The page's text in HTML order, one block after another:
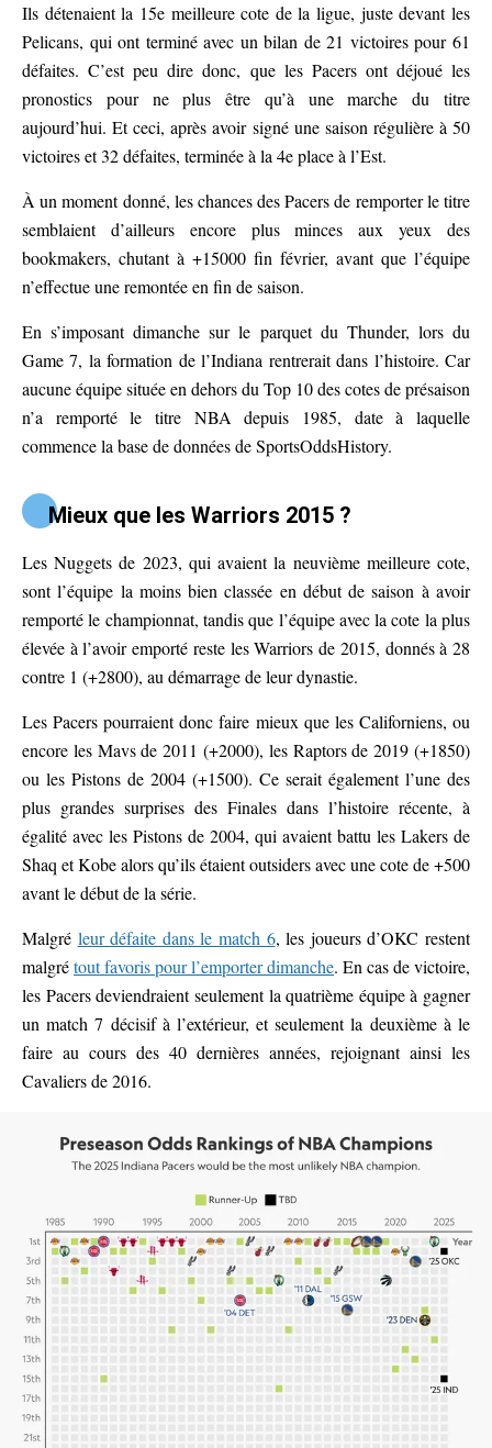
Ils détenaient la 15e meilleure cote de la ligue, juste devant les
Pelicans, qui ont terminé avec un bilan de 21 victoires pour 61
défaites. C’est peu dire donc, que les Pacers ont déjoué les
pronostics pour ne plus être qu’à une marche du titre
aujourd’hui. Et ceci, après avoir signé une saison régulière à 50
victoires et 32 défaites, terminée à la 4e place à l’Est.
À un moment donné, les chances des Pacers de remporter le titre
semblaient d’ailleurs encore plus minces aux yeux des
bookmakers, chutant à +15000 fin février, avant que l’équipe
n’effectue une remontée en fin de saison.
En s’imposant dimanche sur le parquet du Thunder, lors du
Game 7, la formation de l’Indiana rentrerait dans l’histoire. Car
aucune équipe située en dehors du Top 10 des cotes de présaison
n’a remporté le titre NBA depuis 1985, date à laquelle
commence la base de données de SportsOddsHistory.
Mieux que les Warriors 2015 ?
Les Nuggets de 2023, qui avaient la neuvième meilleure cote,
sont l’équipe la moins bien classée en début de saison à avoir
remporté le championnat, tandis que l’équipe avec la cote la plus
élevée à l’avoir emporté reste les Warriors de 2015, donnés à 28
contre 1 (+2800), au démarrage de leur dynastie.
Les Pacers pourraient donc faire mieux que les Californiens, ou
encore les Mavs de 2011 (+2000), les Raptors de 2019 (+1850)
ou les Pistons de 2004 (+1500). Ce serait également l’une des
plus grandes surprises des Finales dans l’histoire récente, à
égalité avec les Pistons de 2004, qui avaient battu les Lakers de
Shaq et Kobe alors qu’ils étaient outsiders avec une cote de +500
avant le début de la série.
Malgré leur défaite dans le match 6, les joueurs d’OKC restent
malgrétout favoris pour l’emporter dimanche. En cas de victoire,
les Pacers deviendraient seulement la quatrième équipe à gagner
un match 7 décisif à l’extérieur, et seulement la deuxième à le
faire au cours des 40 dernières années, rejoignant ainsi les
Cavaliers de 2016.